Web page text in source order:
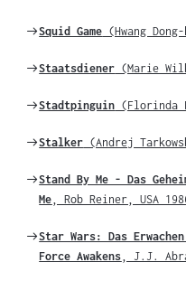
Weiter
Squid Game (Hwang
Weiter
Staatsdiener (Marie
Weiter
Stadtpinguin (Florinda
Weiter
Stalker (Andrej
Weiter
zu
Stand By Me - Das
Me , Rob Reiner, USA
Weiter
zu
Star Wars: Das
Force Awakens , J.J.